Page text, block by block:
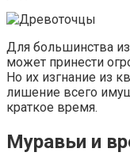
Для большинства
может принести
Но их изгнание из
лишение всего
краткое время.
Муравьи и